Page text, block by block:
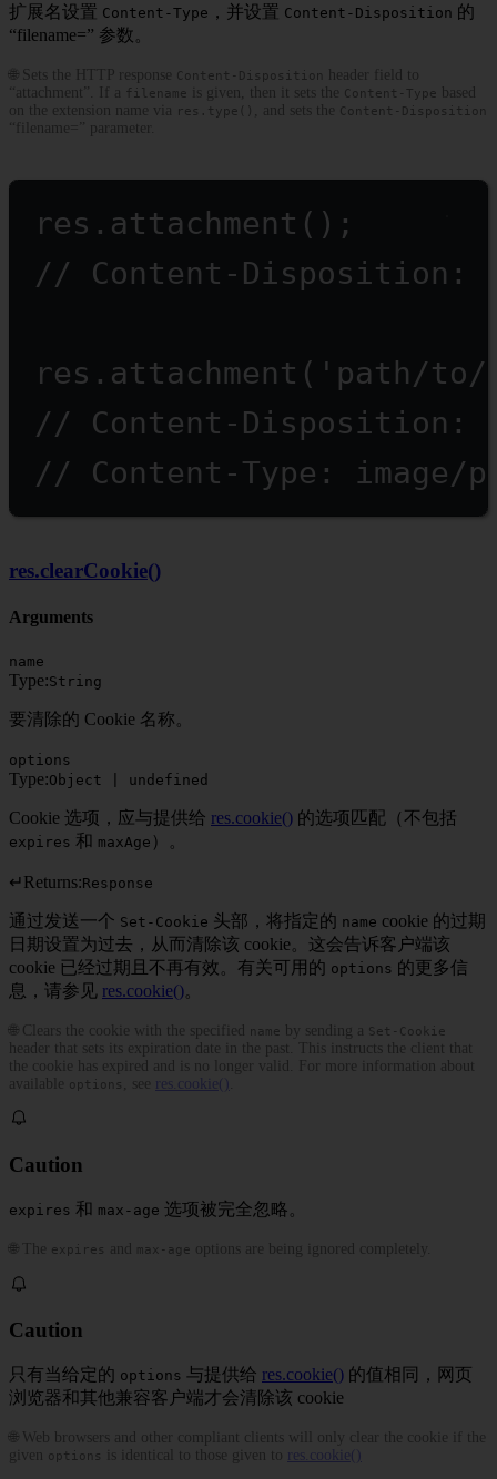
扩展名设置 Content-Type ，并设置 Content-Disposition 的
“filename=” 参数。
🌐 Sets the HTTP response Content-Disposition
header field to
“attachment”. If a filename is given, then it sets the Content-Type based
on the extension name via res.type() , and sets the Content-Disposition
“filename=” parameter.
res. attachment ();
// Content-Disposition:
res. attachment ( 'path/to/
// Content-Disposition:
// Content-Type: image/
res.clearCookie()
Arguments
name
Type:String
要清除的 Cookie 名称。
options
Type:Object | undefined
Cookie 选项，应与提供给 res.cookie() 的选项匹配（不包括
expires 和 maxAge ）。
↵Returns:Response
通过发送一个 Set-Cookie 头部，将指定的 name cookie 的过期
日期设置为过去，从而清除该 cookie。这会告诉客户端该
cookie 已经过期且不再有效。有关可用的 options 的更多信
息，请参见 res.cookie()。
🌐 Clears the cookie with the specified name by sending a Set-Cookie
header that sets its expiration date in the past. This instructs the client that
the cookie has expired and is no longer valid. For more information about
available
options , see res.cookie()
Caution
expires 和 max-age 选项被完全忽略。
🌐 The expires and max-age options are being ignored completely.
Caution
只有当给定的 options 与提供给 res.cookie() 的值相同，网页
浏览器和其他兼容客户端才会清除该 cookie
🌐 Web browsers and other compliant clients will only clear the cookie if the
given options is identical to those given to res.cookie()